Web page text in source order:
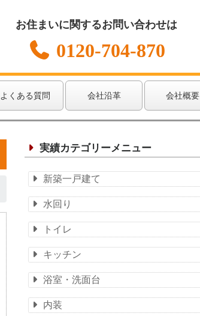
お住まいに関するお問い合わせは
0120-704-870
よくある質問 会社沿革 会社概要
実績カテゴリーメニュー
新築一戸建て
水回り
トイレ
キッチン
浴室・洗面台
内装